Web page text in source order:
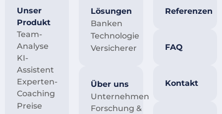
Unser
Produkt
Team-
Analyse
KI-
Assistent
Experten-
Coaching
Preise
Lösungen
Banken
Technologie
Versicherer
Über uns
Unternehmen
Forschung &
Referenzen
FAQ
Kontakt